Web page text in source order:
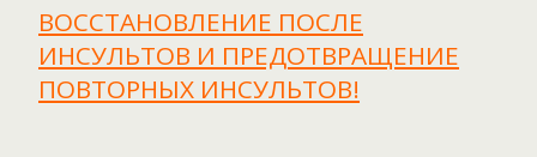
ВОССТАНОВЛЕНИЕ ПОСЛЕ
ИНСУЛЬТОВ И ПРЕДОТВРАЩЕНИЕ
ПОВТОРНЫХ ИНСУЛЬТОВ!